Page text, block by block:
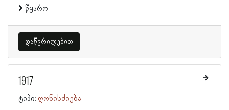
წყარო
დაწვრილებით
1917
ტიპი: ღონისძიება